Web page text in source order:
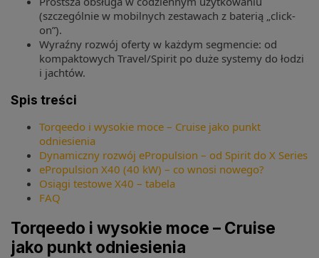
(szczególnie w mobilnych zestawach z baterią „click-
on”).
Wyraźny rozwój oferty w każdym segmencie: od
kompaktowych Travel/Spirit po duże systemy do łodzi
i jachtów.
Spis treści
Torqeedo i wysokie moce – Cruise jako punkt
odniesienia
Dynamiczny rozwój ePropulsion – od Spirit do X Series
ePropulsion X40 (40 kW) – co wnosi nowego?
Osiągi testowe X40 – tabela
FAQ
Torqeedo i wysokie moce – Cruise
jako punkt odniesienia